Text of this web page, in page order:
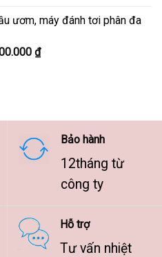
7.500.000 ₫
9.500.000 ₫
ươm, máy đánh tơi phân đa
₫Khoảng
9.500.000 ₫
Bảo hành
12tháng từ
công ty
Hỗ trợ
Tư vấn nhiệt